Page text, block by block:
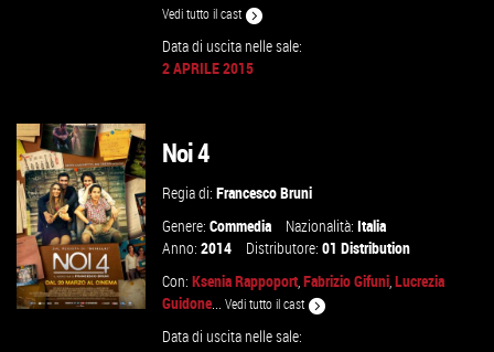
VAI ALLA SCHEDA
Vedi tutto il cast
Data di uscita nelle sale:
2 APRILE 2015
Noi 4
Regia di:Francesco Bruni
Genere:Commedia Nazionalità:Italia
Anno:2014 Distributore:01 Distribution
Con:Ksenia Rappoport,Fabrizio Gifuni,Lucrezia
Guidone...Vedi tutto il cast
Data di uscita nelle sale: